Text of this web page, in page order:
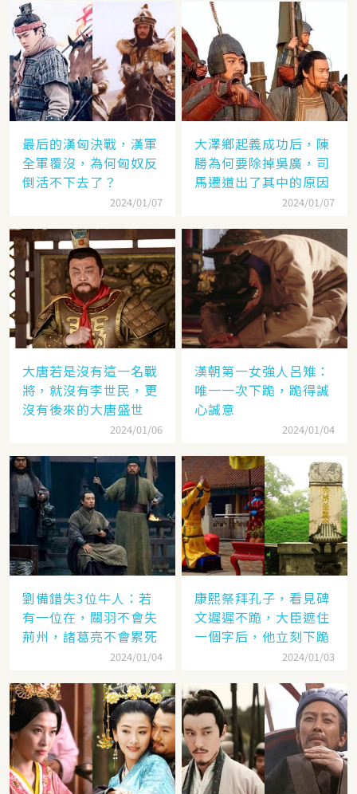
最后的漢匈決戰，漢軍
全軍覆沒，為何匈奴反
倒活不下去了？
2024/01/07
大澤鄉起義成功后，陳
勝為何要除掉吳廣，司
馬遷道出了其中的原因
2024/01/07
大唐若是沒有這一名戰
將，就沒有李世民，更
沒有後來的大唐盛世
2024/01/06
漢朝第一女強人呂雉：
唯一一次下跪，跪得誠
心誠意
2024/01/04
劉備錯失3位牛人：若
有一位在，關羽不會失
荊州，諸葛亮不會累死
2024/01/04
康熙祭拜孔子，看見碑
文遲遲不跪，大臣遮住
一個字后，他立刻下跪
2024/01/03